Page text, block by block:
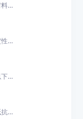
...
...
...
...